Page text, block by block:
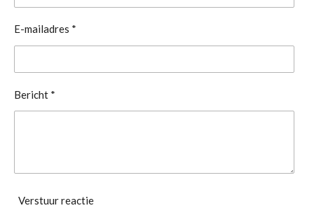
s
t
r
e
n
e
n
e
n
e e
E-mailadres *
Bericht *
Verstuur reactie